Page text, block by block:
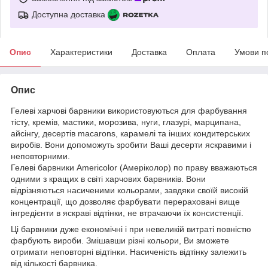
Доступна доставка
Опис Характеристики Доставка Оплата Умови
Опис
Гелеві харчові барвники використовуються для фарбування
тісту, кремів, мастики, морозива, нуги, глазурі, марципана,
айсінгу, десертів macarons, карамелі та інших кондитерських
виробів. Вони допоможуть зробити Ваші десерти яскравими і
неповторними.
Гелеві барвники Americolor (Амеріколор) по праву вважаються
одними з кращих в світі харчових барвників. Вони
відрізняються насиченими кольорами, завдяки своїй високій
концентрації, що дозволяє фарбувати перераховані вище
інгредієнти в яскраві відтінки, не втрачаючи їх консистенції.
Ці барвники дуже економічні і при невеликій витраті повністю
фарбують вироби. Змішавши різні кольори, Ви зможете
отримати неповторні відтінки. Насиченість відтінку залежить
від кількості барвника.